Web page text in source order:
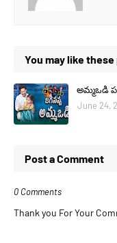
You may like
అమ్మఒడి
June 24,
Post a Comment
0 Comments
Thank you For Your